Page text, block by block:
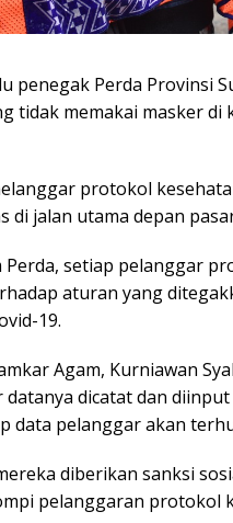
penegak Perda Provinsi
tidak memakai masker di
protokol
di jalan utama depan
Perda, setiap pelanggar
aturan yang
19.
Agam, Kurniawan
dicatat dan
data pelanggar akan
diberikan sanksi
pelanggaran protokol